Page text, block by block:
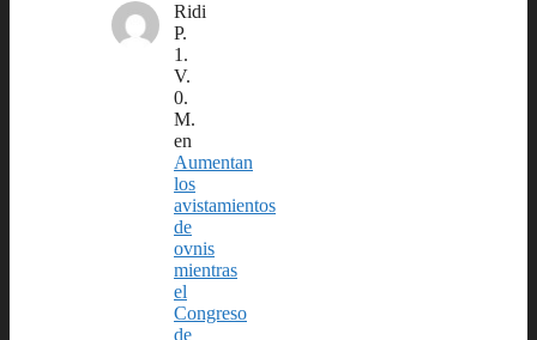
Ridi
P.
1.
V.
0.
M.
en
Aumentan
los
avistamientos
de
ovnis
mientras
el
Congreso
de